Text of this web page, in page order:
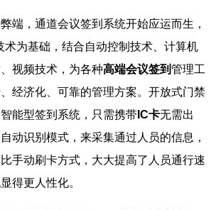
端，通道会议签到系统开始应运而生，
术为基础，结合自动控制技术、计算机
视频技术，为各种高端会议签到管理工
经济化、可靠的管理方案。开放式门禁
能型签到系统，只需携带 IC卡无需出
动识别模式，来采集通过人员的信息，
手动刷卡方式，大大提高了人员通行速
得更人性化。